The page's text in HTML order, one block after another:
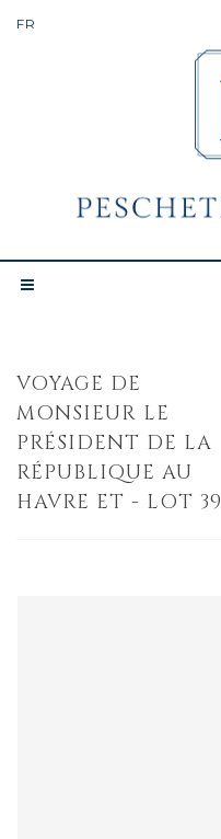
VOYAGE DE
MONSIEUR LE
PRÉSIDENT DE LA
RÉPUBLIQUE AU
HAVRE ET - LOT 39